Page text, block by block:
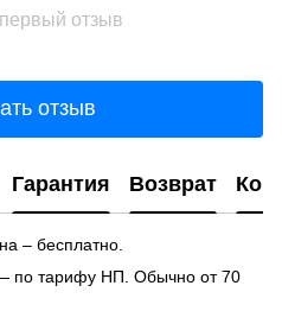
отзыв
отзыв
Гарантия Возврат
– бесплатно.
по тарифу НП. Обычно от 70